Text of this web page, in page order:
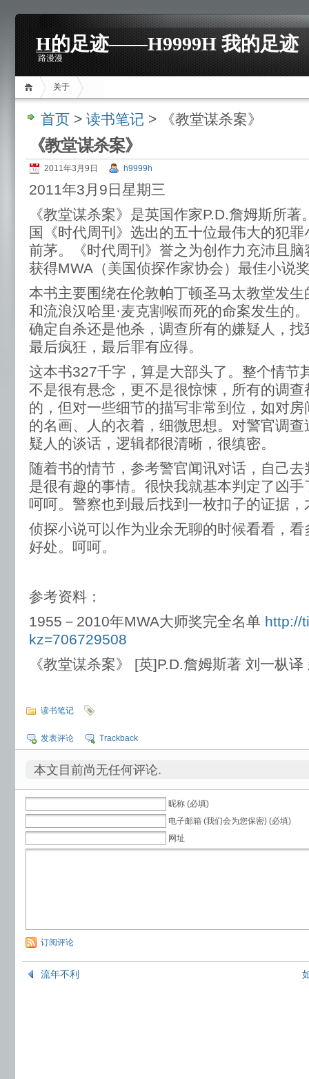
H的足迹——H9999H 我的足迹
路漫漫
关于
首页 > 读书笔记 > 《教堂谋杀案》
《教堂谋杀案》
2011年3月9日 h9999h
2011年3月9日星期三
《教堂谋杀案》是英国作家P.D.詹姆斯所
国《时代周刊》选出的五十位最伟大的犯
前茅。《时代周刊》誉之为创作力充沛且
获得MWA（美国侦探作家协会）最佳小说
本书主要围绕在伦敦帕丁顿圣马太教堂发生
和流浪汉哈里·麦克割喉而死的命案发生的
确定自杀还是他杀，调查所有的嫌疑人，
最后疯狂，最后罪有应得。
这本书327千字，算是大部头了。整个情节
不是很有悬念，更不是很惊悚，所有的调
的，但对一些细节的描写非常到位，如对
的名画、人的衣着，细微思想。对警官调
疑人的谈话，逻辑都很清晰，很缜密。
随着书的情节，参考警官闻讯对话，自己
是很有趣的事情。很快我就基本判定了凶
呵呵。警察也到最后找到一枚扣子的证据
侦探小说可以作为业余无聊的时候看看，
好处。呵呵。
参考资料：
1955－2010年MWA大师奖完全名单 http://
kz=706729508
《教堂谋杀案》 [英]P.D.詹姆斯著 刘一枞
读书笔记
发表评论 Trackback
本文目前尚无任何评论.
昵称 (必填)
电子邮箱 (我们会为您保密) (必填)
网址
订阅评论
流年不利